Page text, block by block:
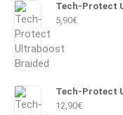
5,90€
12,90€